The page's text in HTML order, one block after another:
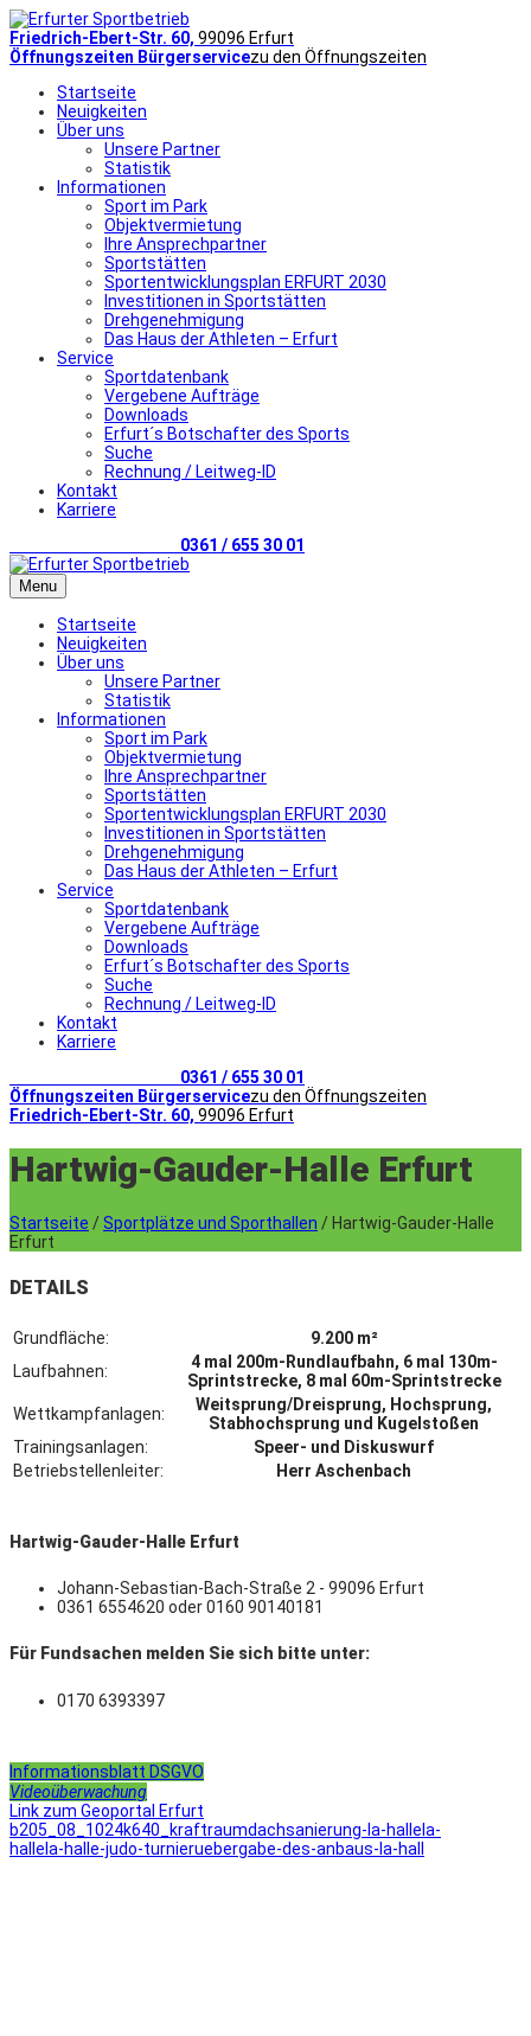
Friedrich-Ebert-Str. 60, 99096 Erfurt
Öffnungszeiten Bürgerservicezu den Öffnungszeiten
Startseite
Neuigkeiten
Über uns
Unsere Partner
Statistik
Informationen
Sport im Park
Objektvermietung
Ihre Ansprechpartner
Sportstätten
Sportentwicklungsplan ERFURT 2030
Investitionen in Sportstätten
Drehgenehmigung
Das Haus der Athleten – Erfurt
Service
Sportdatenbank
Vergebene Aufträge
Downloads
Erfurt´s Botschafter des Sports
Suche
Rechnung / Leitweg-ID
Kontakt
Karriere
0361 / 655 30 01
Menu
Startseite
Neuigkeiten
Über uns
Unsere Partner
Statistik
Informationen
Sport im Park
Objektvermietung
Ihre Ansprechpartner
Sportstätten
Sportentwicklungsplan ERFURT 2030
Investitionen in Sportstätten
Drehgenehmigung
Das Haus der Athleten – Erfurt
Service
Sportdatenbank
Vergebene Aufträge
Downloads
Erfurt´s Botschafter des Sports
Suche
Rechnung / Leitweg-ID
Kontakt
Karriere
0361 / 655 30 01
Öffnungszeiten Bürgerservicezu den Öffnungszeiten
Friedrich-Ebert-Str. 60, 99096 Erfurt
Hartwig-Gauder-Halle Erfurt
Startseite /Sportplätze und Sporthallen / Hartwig-Gauder-Halle
Erfurt
DETAILS
Grundfläche:
9.200 m²
Laufbahnen:
4 mal 200m-Rundlaufbahn, 6 mal 130m-
Sprintstrecke, 8 mal 60m-Sprintstrecke
Wettkampfanlagen:
Weitsprung/Dreisprung, Hochsprung,
Stabhochsprung und Kugelstoßen
Trainingsanlagen:
Speer- und Diskuswurf
Betriebstellenleiter:
Herr Aschenbach
Hartwig-Gauder-Halle Erfurt
Johann-Sebastian-Bach-Straße 2 - 99096 Erfurt
0361 6554620 oder 0160 90140181
Für Fundsachen melden Sie sich bitte unter:
0170 6393397
Informationsblatt DSGVO
Videoüberwachung
Link zum Geoportal Erfurt
b205_08_1024k640_kraftraumdachsanierung-la-halle la-
halle la-halle-judo-turnieruebergabe-des-anbaus-la-hall